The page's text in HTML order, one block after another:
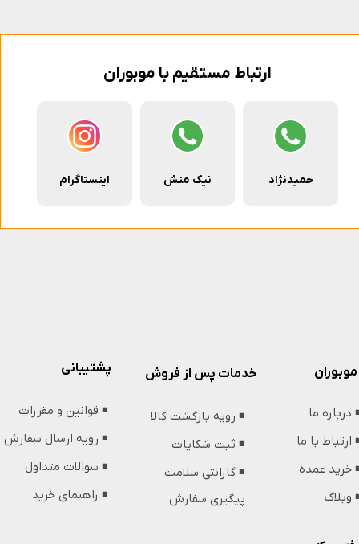
ارتباط مستقیم با موبوران
حمیدنژاد نیک منش اینستاگرام
پشتیبانی
◾️ قوانین و مقررات
◾️ رویه ارسال سفارش
◾️ سوالات متداول
◾️ راهنمای خرید
موبوران
درباره ما
ارتباط با ما
خرید عمده
وبلاگ
خدمات پس از فروش
◾️ رویه بازگشت کالا
◾️ ثبت شکایات
◾️ گارانتی سلامت
پیگیری سفارش